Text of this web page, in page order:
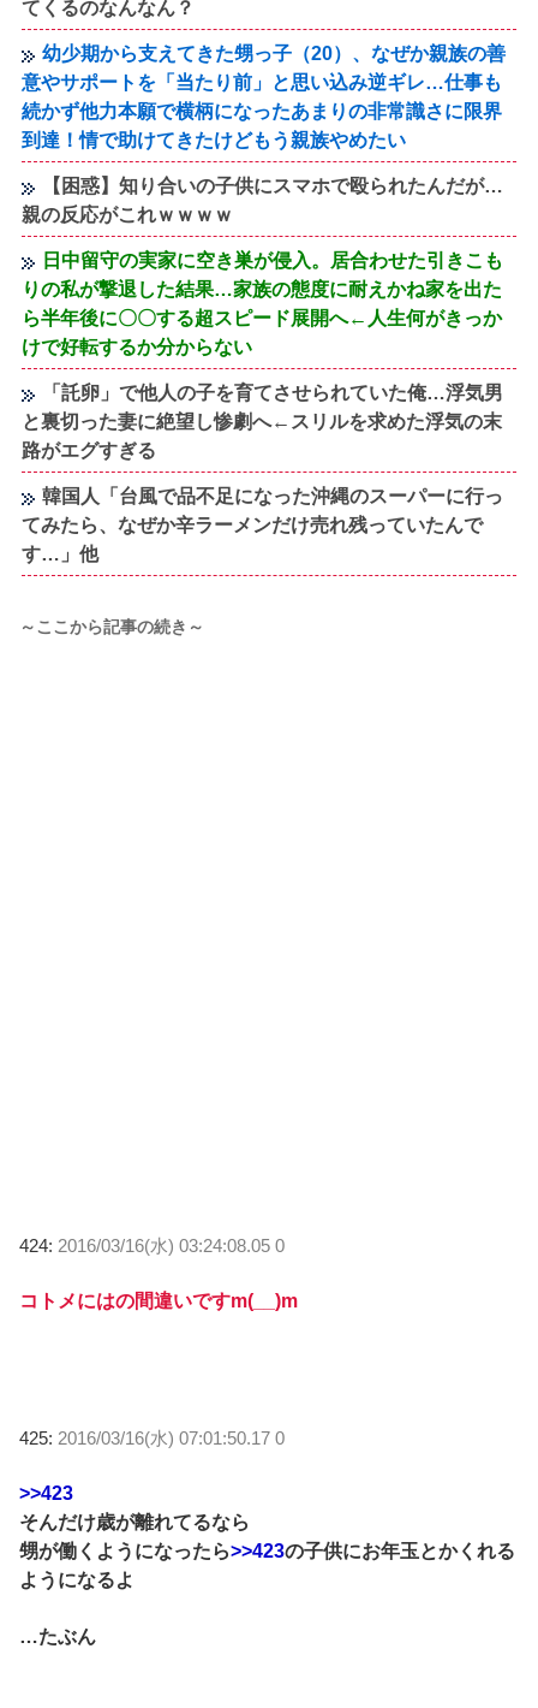
てくるのなんなん？
幼少期から支えてきた甥っ子（20）、なぜか親族の善
意やサポートを「当たり前」と思い込み逆ギレ…仕事も
続かず他力本願で横柄になったあまりの非常識さに限界
到達！情で助けてきたけどもう親族やめたい
【困惑】知り合いの子供にスマホで殴られたんだが…
親の反応がこれｗｗｗｗ
日中留守の実家に空き巣が侵入。居合わせた引きこも
りの私が撃退した結果…家族の態度に耐えかね家を出た
ら半年後に〇〇する超スピード展開へ←人生何がきっか
けで好転するか分からない
「託卵」で他人の子を育てさせられていた俺…浮気男
と裏切った妻に絶望し惨劇へ←スリルを求めた浮気の末
路がエグすぎる
韓国人「台風で品不足になった沖縄のスーパーに行っ
てみたら、なぜか辛ラーメンだけ売れ残っていたんで
す…」他
～ここから記事の続き～
424: 2016/03/16(水) 03:24:08.05 0
コトメにはの間違いですm(__)m
425: 2016/03/16(水) 07:01:50.17 0
>>423
そんだけ歳が離れてるなら
甥が働くようになったら>>423の子供にお年玉とかくれる
ようになるよ
…たぶん